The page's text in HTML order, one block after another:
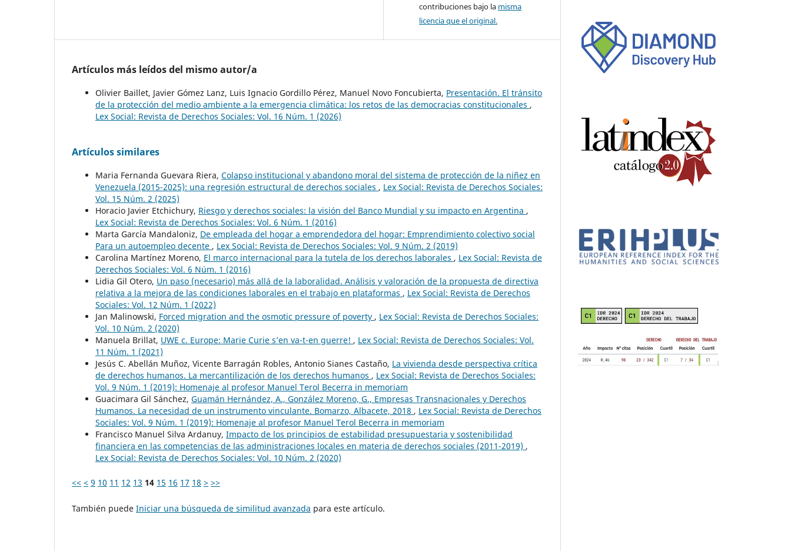
contribuciones bajo la misma
licencia que el original.
Artículos más leídos del mismo autor/a
Olivier Baillet, Javier Gómez Lanz, Luis Ignacio Gordillo Pérez, Manuel Novo Foncubierta, Presentación. El tránsito
de la protección del medio ambiente a la emergencia climática: los retos de las democracias constitucionales ,
Lex Social: Revista de Derechos Sociales: Vol. 16 Núm. 1 (2026)
Artículos similares
Maria Fernanda Guevara Riera, Colapso institucional y abandono moral del sistema de protección de la niñez en
Venezuela (2015-2025): una regresión estructural de derechos sociales , Lex Social: Revista de Derechos Sociales:
Vol. 15 Núm. 2 (2025)
Horacio Javier Etchichury, Riesgo y derechos sociales: la visión del Banco Mundial y su impacto en Argentina ,
Lex Social: Revista de Derechos Sociales: Vol. 6 Núm. 1 (2016)
Marta García Mandaloniz, De empleada del hogar a emprendedora del hogar: Emprendimiento colectivo social
Para un autoempleo decente , Lex Social: Revista de Derechos Sociales: Vol. 9 Núm. 2 (2019)
Carolina Martínez Moreno, El marco internacional para la tutela de los derechos laborales , Lex Social: Revista de
Derechos Sociales: Vol. 6 Núm. 1 (2016)
Lidia Gil Otero, Un paso (necesario) más allá de la laboralidad. Análisis y valoración de la propuesta de directiva
relativa a la mejora de las condiciones laborales en el trabajo en plataformas , Lex Social: Revista de Derechos
Sociales: Vol. 12 Núm. 1 (2022)
Jan Malinowski, Forced migration and the osmotic pressure of poverty , Lex Social: Revista de Derechos Sociales:
Vol. 10 Núm. 2 (2020)
Manuela Brillat, UWE c. Europe: Marie Curie s’en va-t-en guerre! , Lex Social: Revista de Derechos Sociales: Vol.
11 Núm. 1 (2021)
Jesús C. Abellán Muñoz, Vicente Barragán Robles, Antonio Sianes Castaño, La vivienda desde perspectiva crítica
de derechos humanos. La mercantilización de los derechos humanos , Lex Social: Revista de Derechos Sociales:
Vol. 9 Núm. 1 (2019): Homenaje al profesor Manuel Terol Becerra in memoriam
Guacimara Gil Sánchez, Guamán Hernández, A., González Moreno, G., Empresas Transnacionales y Derechos
Humanos. La necesidad de un instrumento vinculante. Bomarzo, Albacete, 2018 , Lex Social: Revista de Derechos
Sociales: Vol. 9 Núm. 1 (2019): Homenaje al profesor Manuel Terol Becerra in memoriam
Francisco Manuel Silva Ardanuy, Impacto de los principios de estabilidad presupuestaria y sostenibilidad
financiera en las competencias de las administraciones locales en materia de derechos sociales (2011-2019) ,
Lex Social: Revista de Derechos Sociales: Vol. 10 Núm. 2 (2020)
<< < 9 10 11 12 13 14 15 16 17 18 > >>
También puede Iniciar una búsqueda de similitud avanzada para este artículo.